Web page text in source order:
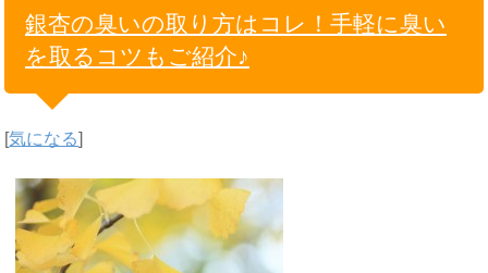
銀杏の臭いの取り方はコレ！手軽に臭い
を取るコツもご紹介♪
[気になる]